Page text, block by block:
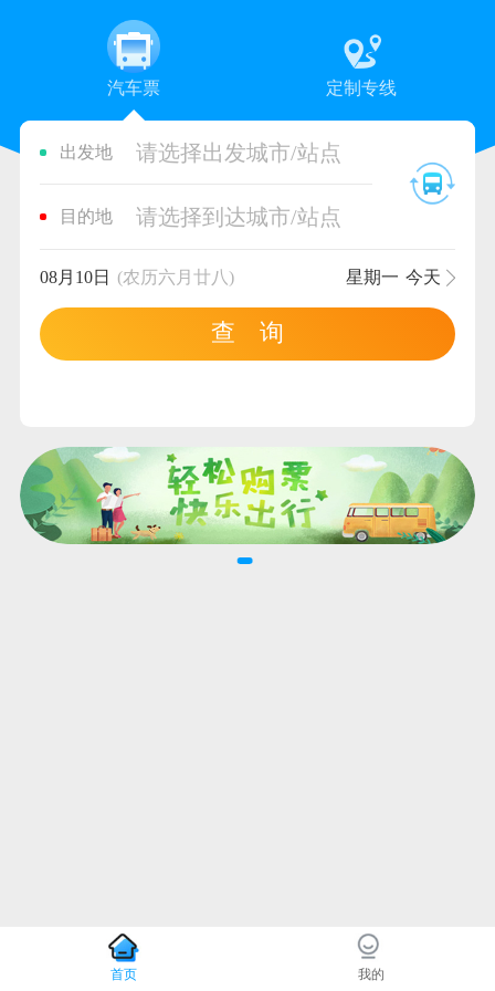
汽车票 定制专线
出发地 请选择出发城市/站点
目的地 请选择到达城市/站点
08月10日 (农历六月廿八) 星期一 今天
查 询
首页 我的